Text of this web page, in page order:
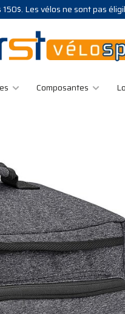
Les vélos ne sont pas
Composantes